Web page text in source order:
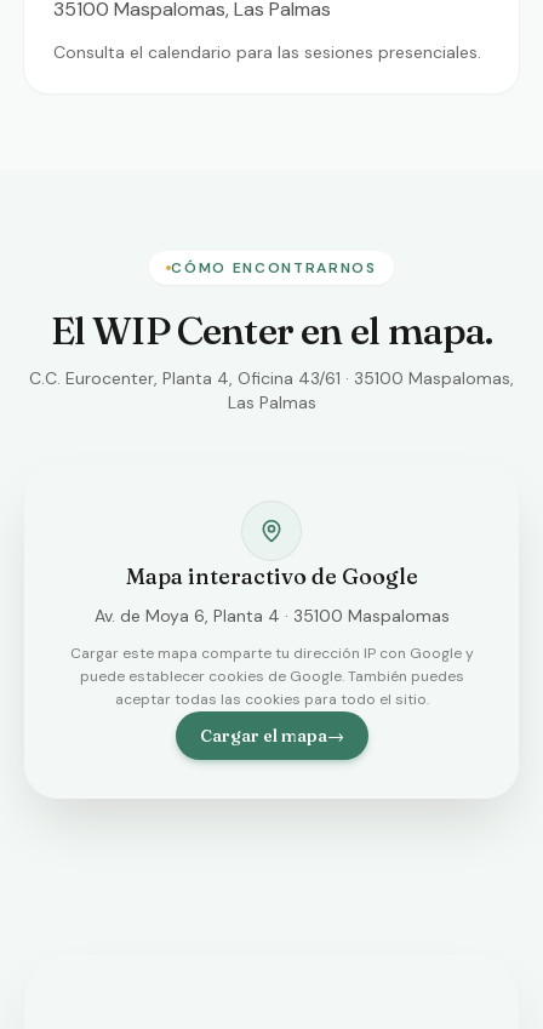
35100 Maspalomas, Las Palmas
Consulta el calendario para las sesiones presenciales.
CÓMO ENCONTRARNOS
El WIP Center en el mapa.
C.C. Eurocenter, Planta 4, Oficina 43/61 · 35100 Maspalomas,
Las Palmas
Mapa interactivo de Google
Av. de Moya 6, Planta 4 · 35100 Maspalomas
Cargar este mapa comparte tu dirección IP con Google y
puede establecer cookies de Google. También puedes
aceptar todas las cookies para todo el sitio.
Cargar el mapa→